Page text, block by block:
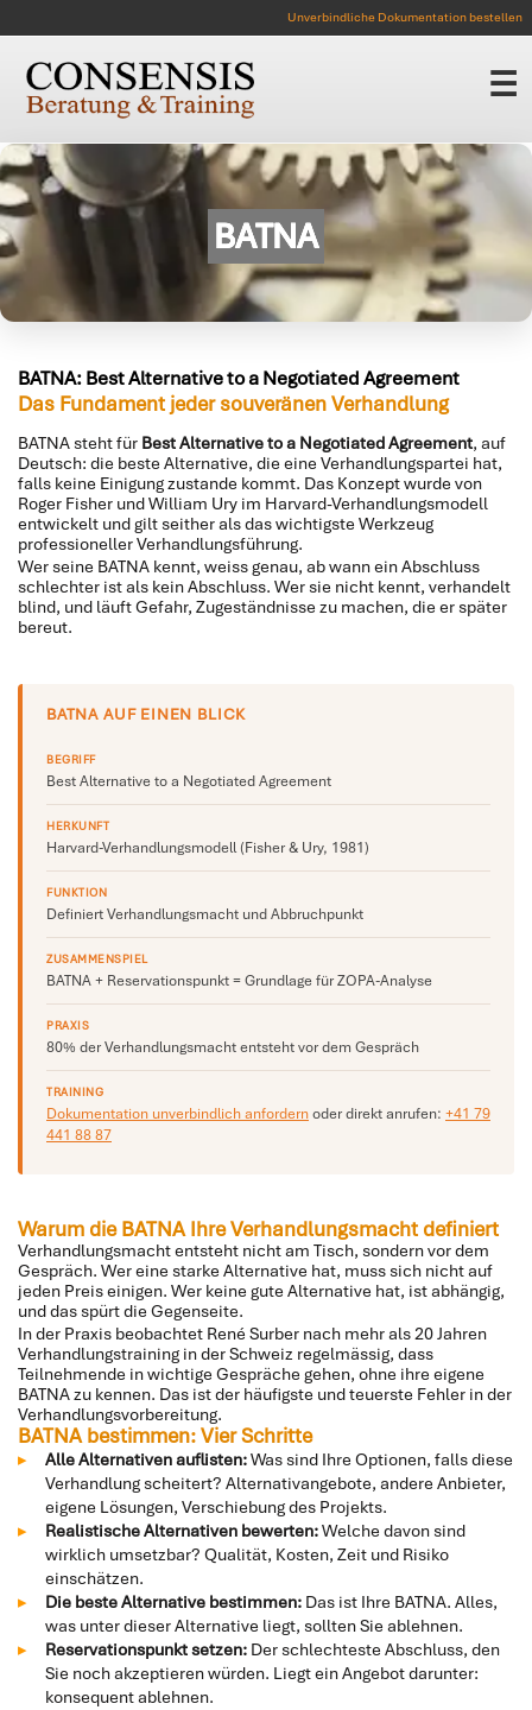
Unverbindliche Dokumentation bestellen
☰
BATNA
BATNA: Best Alternative to a Negotiated Agreement
Das Fundament jeder souveränen Verhandlung
BATNA steht für Best Alternative to a Negotiated Agreement, auf
Deutsch: die beste Alternative, die eine Verhandlungspartei hat,
falls keine Einigung zustande kommt. Das Konzept wurde von
Roger Fisher und William Ury im Harvard-Verhandlungsmodell
entwickelt und gilt seither als das wichtigste Werkzeug
professioneller Verhandlungsführung.
Wer seine BATNA kennt, weiss genau, ab wann ein Abschluss
schlechter ist als kein Abschluss. Wer sie nicht kennt, verhandelt
blind, und läuft Gefahr, Zugeständnisse zu machen, die er später
bereut.
BATNA AUF EINEN BLICK
BEGRIFF
Best Alternative to a Negotiated Agreement
HERKUNFT
Harvard-Verhandlungsmodell (Fisher & Ury, 1981)
FUNKTION
Definiert Verhandlungsmacht und Abbruchpunkt
ZUSAMMENSPIEL
BATNA + Reservationspunkt = Grundlage für ZOPA-Analyse
PRAXIS
80% der Verhandlungsmacht entsteht vor dem Gespräch
TRAINING
Dokumentation unverbindlich anfordernoder direkt anrufen: +41 79
441 88 87
Warum die BATNA Ihre Verhandlungsmacht definiert
Verhandlungsmacht entsteht nicht am Tisch, sondern vor dem
Gespräch. Wer eine starke Alternative hat, muss sich nicht auf
jeden Preis einigen. Wer keine gute Alternative hat, ist abhängig,
und das spürt die Gegenseite.
In der Praxis beobachtet René Surber nach mehr als 20 Jahren
Verhandlungstraining in der Schweiz regelmässig, dass
Teilnehmende in wichtige Gespräche gehen, ohne ihre eigene
BATNA zu kennen. Das ist der häufigste und teuerste Fehler in der
Verhandlungsvorbereitung.
BATNA bestimmen: Vier Schritte
Alle Alternativen auflisten:Was sind Ihre Optionen, falls diese
Verhandlung scheitert? Alternativangebote, andere Anbieter,
eigene Lösungen, Verschiebung des Projekts.
Realistische Alternativen bewerten:Welche davon sind
wirklich umsetzbar? Qualität, Kosten, Zeit und Risiko
einschätzen.
Die beste Alternative bestimmen: Das ist Ihre BATNA. Alles,
was unter dieser Alternative liegt, sollten Sie ablehnen.
Reservationspunkt setzen: Der schlechteste Abschluss, den
Sie noch akzeptieren würden. Liegt ein Angebot darunter:
konsequent ablehnen.